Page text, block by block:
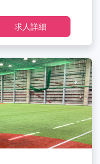
求人詳細